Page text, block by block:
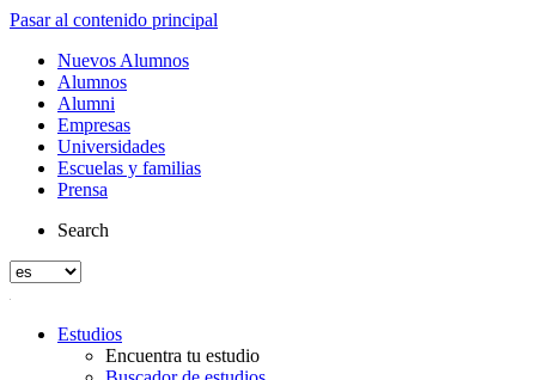
Pasar al contenido principal
Nuevos Alumnos
Alumnos
Alumni
Empresas
Universidades
Escuelas y familias
Prensa
Search
Estudios
Encuentra tu estudio